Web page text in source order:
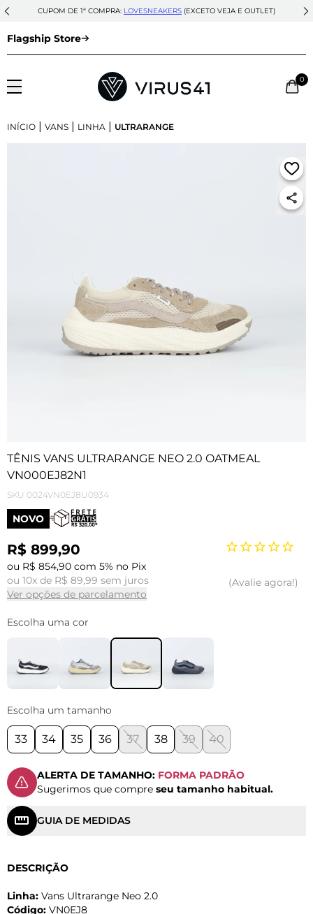
CUPOM DE 1ª COMPRA: LOVESNEAKERS (EXCETO VEJA E OUTLET)
Flagship Store
0
INÍCIO | VANS | LINHA | ULTRARANGE
NOVO
TÊNIS VANS ULTRARANGE NEO 2.0 OATMEAL
VN000EJ82N1
SKU 0024VN0EJ8U0934
R$ 899,90
ou R$ 854,90 com 5% no Pix
ou 10x de R$ 89,99 sem juros
Ver opções de parcelamento
Avalie agora!
Escolha uma cor
Escolha um tamanho
33 34 35 36 37 38 39 40
ALERTA DE TAMANHO: FORMA PADRÃO
Sugerimos que compre seu tamanho habitual.
GUIA DE MEDIDAS
DESCRIÇÃO
Linha: Vans Ultrarange Neo 2.0
Código: VN0EJ8